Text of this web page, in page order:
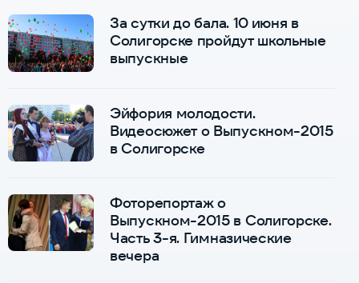
За сутки до бала. 10 июня в
Солигорске пройдут школьные
выпускные
Эйфория молодости.
Видеосюжет о Выпускном-2015
в Солигорске
Фоторепортаж о
Выпускном-2015 в Солигорске.
Часть 3-я. Гимназические
вечера